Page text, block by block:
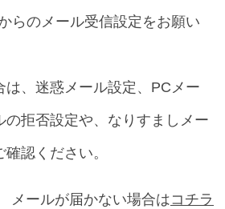
らのメール受信設定をお願い
は、迷惑メール設定、PCメー
の拒否設定や、なりすましメー
認ください。
メールが届かない場合はコチラ